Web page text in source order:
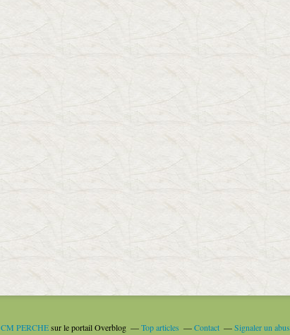
CM PERCHEsur le portail Overblog Top articles Contact Signaler un abus